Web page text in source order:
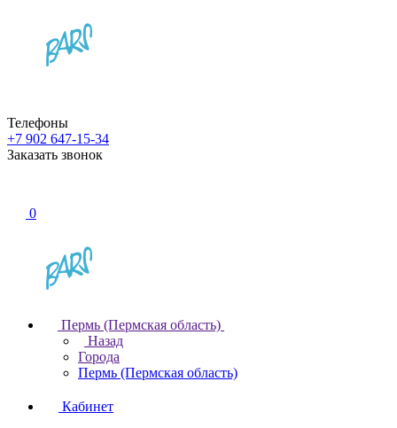
Телефоны
+7 902 647-15-34
Заказать звонок
0
Пермь (Пермская область)
Назад
Города
Пермь (Пермская область)
Кабинет